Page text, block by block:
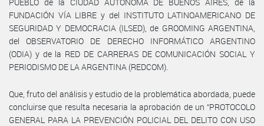
FUNDACIÓN VÍA LIBRE y del INSTITUTO LATINOAMERICANO DE
SEGURIDAD Y DEMOCRACIA (ILSED), de GROOMING ARGENTINA,
del OBSERVATORIO DE DERECHO INFORMÁTICO ARGENTINO
(ODIA) y de la RED DE CARRERAS DE COMUNICACIÓN SOCIAL Y
PERIODISMO DE LA ARGENTINA (REDCOM).
Que, fruto del análisis y estudio de la problemática abordada, puede
concluirse que resulta necesaria la aprobación de un “PROTOCOLO
GENERAL PARA LA PREVENCIÓN POLICIAL DEL DELITO CON USO